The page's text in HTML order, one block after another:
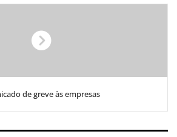
de greve às empresas